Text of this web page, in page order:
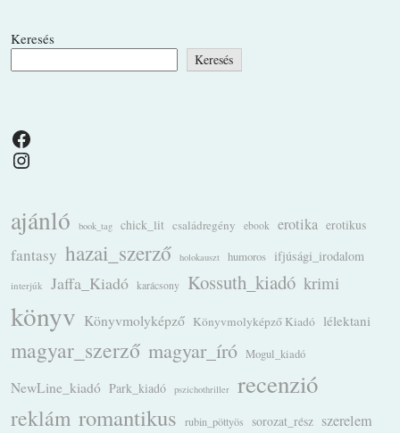
Keresés
Keresés
Facebook
Instagram
ajánló book_tag chick_lit családregény ebook erotika erotikus
fantasy hazai_szerző holokauszt humoros ifjúsági_irodalom
interjúk Jaffa_Kiadó karácsony Kossuth_kiadó krimi
könyv Könyvmolyképző Könyvmolyképző Kiadó lélektani
magyar_szerző magyar_író Mogul_kiadó
NewLine_kiadó Park_kiadó pszichothriller recenzió
reklám romantikus rubin_pöttyös sorozat_rész szerelem